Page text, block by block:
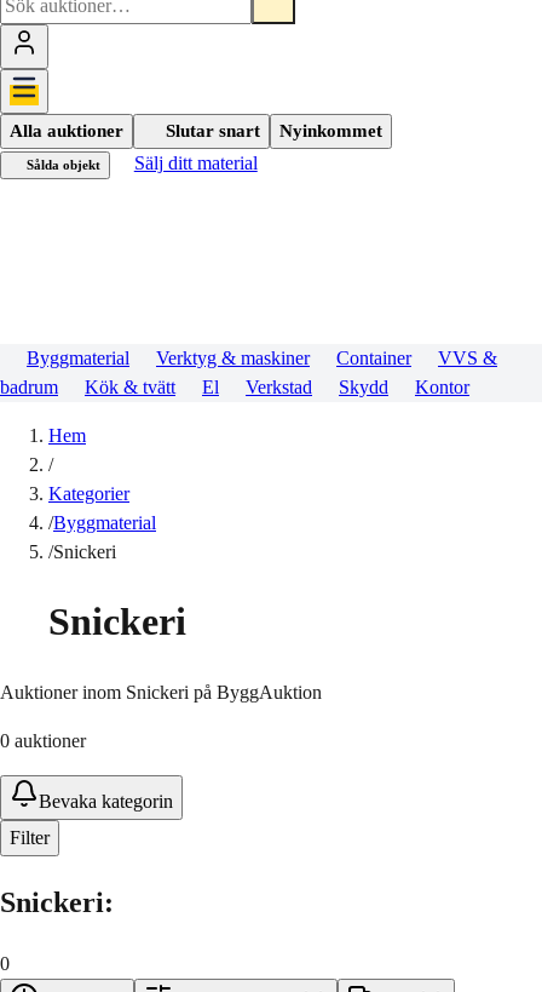
Alla auktioner Slutar snart Nyinkommet
Sålda objekt Sälj ditt material
Byggmaterial Verktyg & maskiner Container
VVS &
badrum
Kök & tvätt El Verkstad Skydd Kontor
Hem
/
Kategorier
/Byggmaterial
/Snickeri
Snickeri
Auktioner inom Snickeri på ByggAuktion
0 auktioner
Bevaka kategorin
Filter
Snickeri:
0